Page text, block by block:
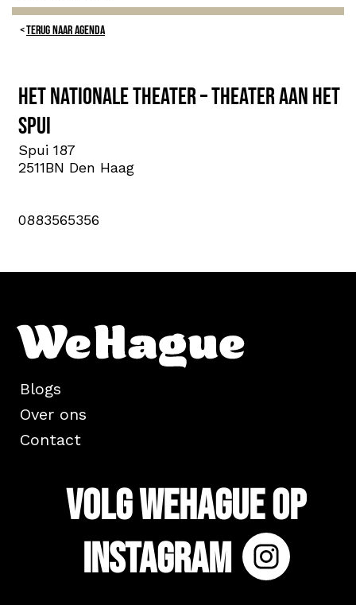
TERUG NAAR AGENDA
Het Nationale Theater – Theater aan het
Spui
Spui 187
2511BN Den Haag
0883565356
Blogs
Over ons
Contact
Volg WeHague op
Instagram